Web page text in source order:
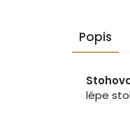
Popis
lépe